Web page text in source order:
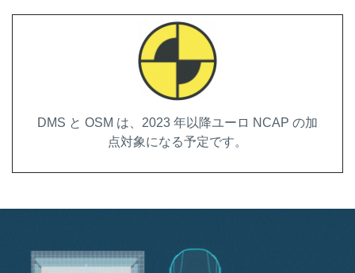
DMS と OSM は、2023 年以降ユーロ NCAP の加
点対象になる予定です。